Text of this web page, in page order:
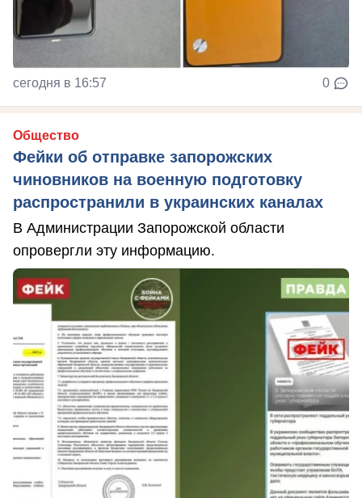
сегодня в 16:57 0
Общество
Фейки об отправке запорожских
чиновников на военную подготовку
распространили в украинских каналах
В Администрации Запорожской области
опровергли эту информацию.